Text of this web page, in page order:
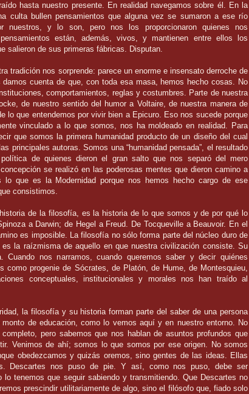
hasta nuestro presente. En realidad navegamos sobre él. En la
culta bullen pensamientos que alguna vez se sumaron a ese río
nuestros, y lo
son, pero nos los proporcionaron quienes nos
están, además, vivos, y mantienen entre ellos los
salieron de sus primeras fábricas. Disputan.
tradición nos sorprende: parece un enorme e insensato derroche de
damos cuenta de que, con toda esa masa, hemos hecho cosas. No
comportamientos, reglas y costumbres. Parte de nuestra
de nuestro sentido del humor a Voltaire, de nuestra manera de
lo que entendemos por vivir bien a Epicuro. Eso nos sucede porque
vinculado a lo que somos, nos ha moldeado en realidad. Para
que somos la primera humanidad producto de un diseño del cual
principales autoras. Somos una “humanidad pensada”, el resultado
de quienes dieron el gran salto que nos separó del
mero
se realizó en las poderosas mentes que dieron camino a
lo que es la Modernidad porque nos hemos hecho cargo de ese
consistimos.
de la filosofía, es la historia de lo que somos y de por qué lo
a Darwin; de Hegel a Freud. De Tocqueville a Beauvoir. En el
es imposible. La filosofía no sólo forma parte del núcleo duro de
es la raízmisma de aquello en que nuestra civilización consiste. Su
Cuando nos narramos, cuando queremos saber y decir quiénes
como progenie de Sócrates, de Platón, de Hume, de Montesquieu,
conceptuales, institucionales y morales nos han traído al
la filosofía y su historia forman parte del saber de una persona
de educación, como lo vemos aquí y en nuestro entorno. No
pero sabemos que nos hablan de asuntos profundos que
Venimos de ahí; somos lo que somos por ese origen. No somos
obedezcamos y quizás oremos, sino gentes de las ideas. Ellas
Descartes nos puso de pie. Y así, como nos puso, debe ser
lo tenemos que seguir sabiendo y transmitiendo. Que Descartes no
prescindir utilitariamente de algo, sino el filósofo que, fiado solo